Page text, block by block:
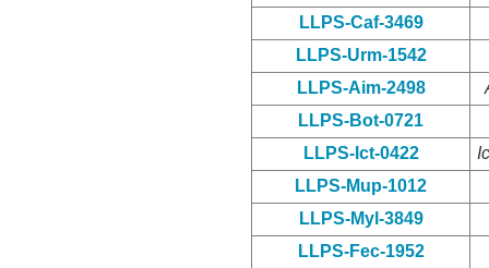
LLPS-Caf-3469
LLPS-Urm-1542
LLPS-Aim-2498
LLPS-Bot-0721
LLPS-Ict-0422
LLPS-Mup-1012
LLPS-Myl-3849
LLPS-Fec-1952